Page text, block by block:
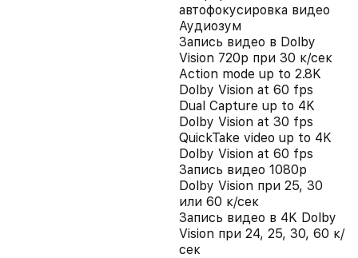
автофокусировка видео
Аудиозум
Запись видео в Dolby
Vision 720p при 30 к/сек
Action mode up to 2.8K
Dolby Vision at 60 fps
Dual Capture up to 4K
Dolby Vision at 30 fps
QuickTake video up to 4K
Dolby Vision at 60 fps
Запись видео 1080p
Dolby Vision при 25, 30
или 60 к/сек
Запись видео в 4K Dolby
Vision при 24, 25, 30, 60 к/
сек